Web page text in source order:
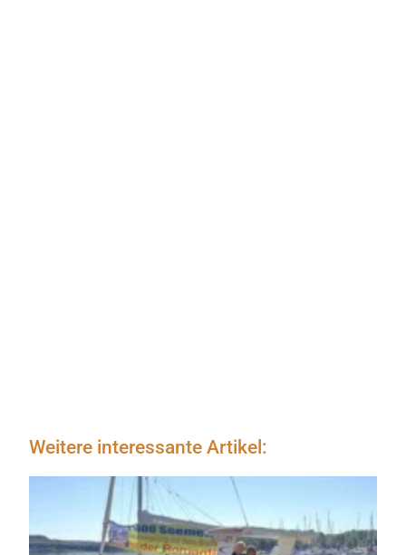
Weitere interessante Artikel: